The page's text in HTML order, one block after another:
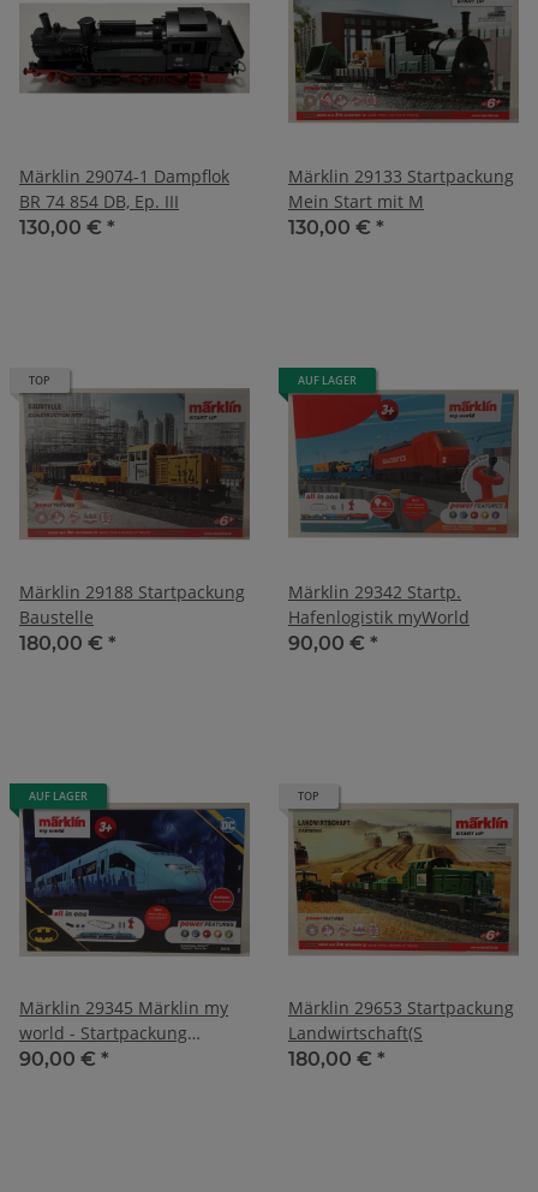
Märklin 29074-1 Dampflok
BR 74 854 DB, Ep. III
130,00 € *
Märklin 29133 Startpackung
Mein Start mit M
130,00 € *
TOP
Märklin 29188 Startpackung
Baustelle
180,00 € *
AUF LAGER
Märklin 29342 Startp.
Hafenlogistik myWorld
90,00 € *
AUF LAGER
Märklin 29345 Märklin my
world - Startpackung
Batman
90,00 € *
TOP
Märklin 29653 Startpackung
Landwirtschaft(S
180,00 € *